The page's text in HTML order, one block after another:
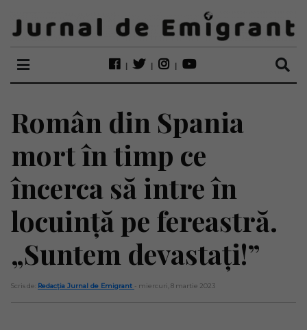
Român din Spania
mort în timp ce
încerca să intre în
locuință pe fereastră.
„Suntem devastați!”
Scris de: Redacția Jurnal de Emigrant - miercuri, 8 martie 2023